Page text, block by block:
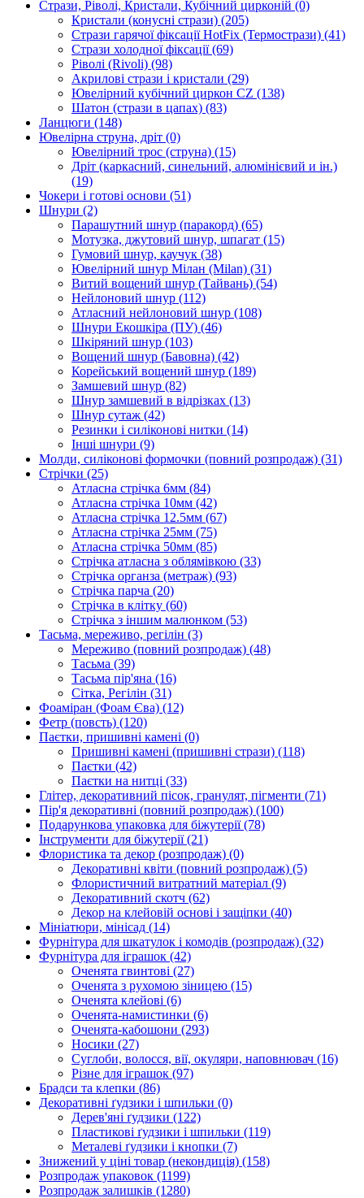
Стрази, Ріволі, Кристали, Кубічний цирконій (0)
Кристали (конусні стрази) (205)
Стрази гарячої фіксації HotFix (Термострази) (41)
Стрази холодної фіксації(69)
Ріволі (Rivoli) (98)
Акрилові стрази і кристали (29)
Ювелірний кубічний циркон CZ (138)
Шатон (стрази в цапах) (83)
Ланцюги (148)
Ювелірна струна, дріт (0)
Ювелірний трос (струна) (15)
Дріт (каркасний, синельний, алюмінієвий и ін.)
(19)
Чокери і готові основи (51)
Шнури (2)
Парашутний шнур (паракорд) (65)
Мотузка, джутовий шнур, шпагат (15)
Гумовий шнур, каучук (38)
Ювелірний шнур Мілан (Milan) (31)
Витий вощений шнур (Тайвань) (54)
Нейлоновий шнур (112)
Атласний нейлоновий шнур (108)
Шнури Екошкіра (ПУ) (46)
Шкіряний шнур (103)
Вощений шнур (Бавовна) (42)
Корейський вощений шнур (189)
Замшевий шнур (82)
Шнур замшевий в відрізках (13)
Шнур сутаж (42)
Резинки і силіконові нитки (14)
Інші шнури (9)
Молди, силіконові формочки (повний розпродаж) (31)
Стрічки (25)
Атласна стрічка 6мм (84)
Атласна стрічка 10мм (42)
Атласна стрічка 12.5мм (67)
Атласна стрічка 25мм (75)
Атласна стрічка 50мм (85)
Стрічка атласна з облямівкою (33)
Стрічка органза (метраж) (93)
Стрічка парча (20)
Стрічка в клітку (60)
Стрічка з іншим малюнком (53)
Тасьма, мереживо, регілін (3)
Мереживо (повний розпродаж) (48)
Тасьма (39)
Тасьма пір'яна (16)
Сітка, Регілін (31)
Фоаміран (Фоам Єва) (12)
Фетр (повсть) (120)
Паєтки, пришивні камені (0)
Пришивні камені (пришивні стрази) (118)
Паєтки (42)
Паєтки на нитці (33)
Глітер, декоративний пісок, гранулят, пігменти (71)
Пір'я декоративні (повний розпродаж) (100)
Подарункова упаковка для біжутерії(78)
Інструменти для біжутерії(21)
Флористика та декор (розпродаж) (0)
Декоративні квіти (повний розпродаж) (5)
Флористичний витратний матеріал (9)
Декоративний скотч (62)
Декор на клейовій основі і защіпки (40)
Мініатюри, мінісад (14)
Фурнітура для шкатулок і комодів (розпродаж) (32)
Фурнітура для іграшок (42)
Оченята гвинтові (27)
Оченята з рухомою зіницею (15)
Оченята клейові (6)
Оченята-намистинки (6)
Оченята-кабошони (293)
Носики (27)
Суглоби, волосся, вії, окуляри, наповнювач (16)
Різне для іграшок (97)
Брадси та клепки (86)
Декоративні ґудзики і шпильки (0)
Дерев'яні ґудзики (122)
Пластикові ґудзики і шпильки (119)
Металеві ґудзики і кнопки (7)
Знижений у ціні товар (некондиція) (158)
Розпродаж упаковок (1199)
Розпродаж залишків (1280)